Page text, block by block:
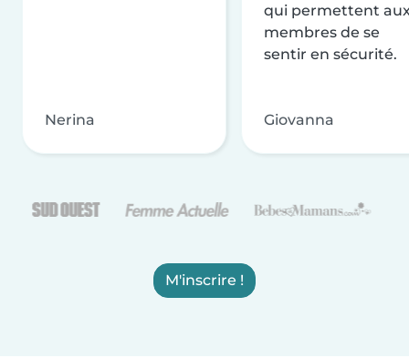
Nerina
qui permettent
membres de se
sentir en sécurité.
Giovanna
M'inscrire !